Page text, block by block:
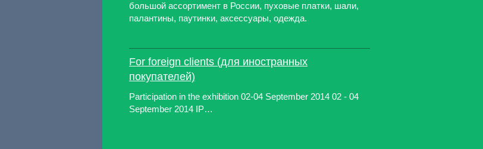
большой ассортимент в России, пуховые платки, шали,
палантины, паутинки, аксессуары, одежда.
For foreign clients (для иностранных
покупателей)
Participation in the exhibition 02-04 September 2014 02 - 04
September 2014 IP…